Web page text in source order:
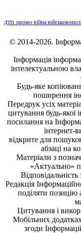
дтп промо війна
© 2014-2026.
Інформація
інтелектуальною
Будь-яке
поширення
Передрук усіх
цитування будь-якої
посилання на
інтернет-
відкрите для
абзаці на
Матеріали з
«Актуально»
Відповідальність
Редакція
поділяти позицію
Цитування і
Мобільних
згоди